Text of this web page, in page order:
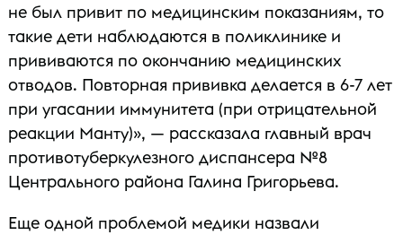
не был привит по медицинским показаниям, то
такие дети наблюдаются в поликлинике и
прививаются по окончанию медицинских
отводов. Повторная прививка делается в 6-7 лет
при угасании иммунитета (при отрицательной
реакции Манту)», — рассказала главный врач
противотуберкулезного диспансера №8
Центрального района Галина Григорьева.
Еще одной проблемой медики назвали